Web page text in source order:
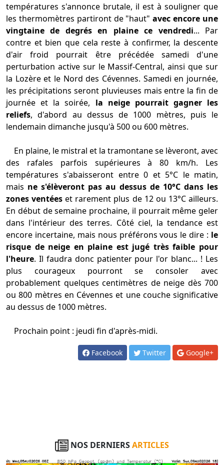
températures s'annonce brutale, il est à souligner que
les thermomètres partiront de "haut"avec encore une
vingtaine de degrés en plaine ce vendredi... Par
contre et bien que cela reste à confirmer, la descente
d'air froid pourrait être précédée samedi d'une
perturbation active sur le Massif-Central, ainsi que sur
la Lozère et le Nord des Cévennes. Samedi en journée,
les précipitations seront pluvieuses mais entre la fin de
journée et la soirée, la neige pourrait gagner les
reliefs, d'abord au dessus de 1000 mètres, puis le
lendemain dimanche jusqu'à 500 ou 600 mètres.
En plaine, le mistral et la tramontane se lèveront, avec
des rafales parfois supérieures à 80 km/h. Les
températures s'abaisseront entre 0 et 5°C le matin,
mais ne s'élèveront pas au dessus de 10°C dans les
zones ventées et rarement plus de 12 ou 13°C ailleurs.
En début de semaine prochaine, il pourrait même geler
dans l'intérieur des terres. Côté ciel, la tendance est
encore incertaine, mais nous préférons vous le dire : le
risque de neige en plaine est jugé très faible pour
l'heure. Il faudra donc patienter pour l'or blanc... ! Les
plus courageux pourront se consoler avec
probablement quelques centimètres de neige dès 700
ou 800 mètres en Cévennes et une couche significative
au dessus de 1000 mètres.
Prochain point : jeudi fin d'après-midi.
Facebook Twitter Google+
NOS DERNIERSARTICLES